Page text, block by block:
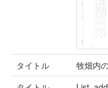
タイトル
牧畑内